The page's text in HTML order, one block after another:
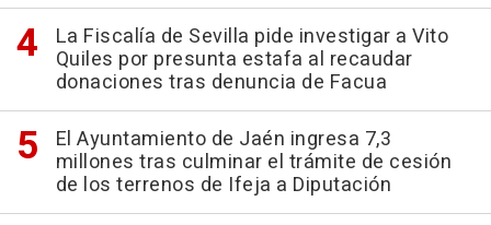
La Fiscalía de Sevilla pide investigar a Vito
Quiles por presunta estafa al recaudar
donaciones tras denuncia de Facua
El Ayuntamiento de Jaén ingresa 7,3
millones tras culminar el trámite de cesión
de los terrenos de Ifeja a Diputación